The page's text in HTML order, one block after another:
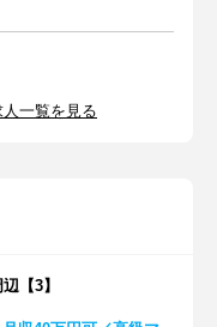
一覧を見る
【3】